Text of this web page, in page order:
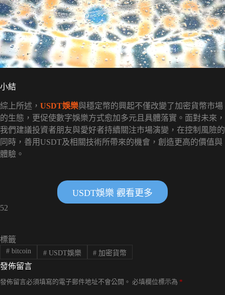
小結
綜上所述， USDT娛樂與穩定幣的興起不僅改變了加密貨幣市場
的生態，更促使數字娛樂方式愈加多元且具體落實。面對未來，
我們建議投資者朋友與愛好者持續關注市場演變，在控制風險的
同時，善用USDT及相關技術所帶來的機會，創造更高的價值與
體驗。
USDT娛樂 觀看更多
52
標籤
#bitcoin #USDT娛樂 # 加密貨幣
發佈留言
發佈留言必須填寫的電子郵件地址不會公開。 必填欄位標示為 *